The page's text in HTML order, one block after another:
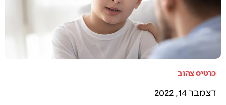
כרטיס צהוב
דצמבר 14, 2022